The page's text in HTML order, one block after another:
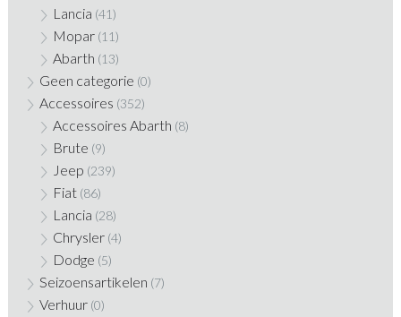
Lancia (41)
Mopar (11)
Abarth (13)
Geen categorie (0)
Accessoires (352)
Accessoires Abarth (8)
Brute (9)
Jeep (239)
Fiat (86)
Lancia (28)
Chrysler (4)
Dodge (5)
Seizoensartikelen (7)
Verhuur (0)